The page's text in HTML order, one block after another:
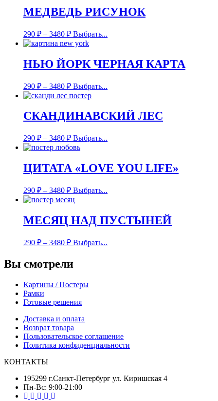
МЕДВЕДЬ РИСУНОК
290 ₽ – 3480 ₽ Выбрать...
НЬЮ ЙОРК ЧЕРНАЯ КАРТА
290 ₽ – 3480 ₽ Выбрать...
СКАНДИНАВСКИЙ ЛЕС
290 ₽ – 3480 ₽ Выбрать...
ЦИТАТА «LOVE YOU LIFE»
290 ₽ – 3480 ₽ Выбрать...
МЕСЯЦ НАД ПУСТЫНЕЙ
290 ₽ – 3480 ₽ Выбрать...
Вы смотрели
Картины / Постеры
Рамки
Готовые решения
Доставка и оплата
Возврат товара
Пользовательское соглашение
Политика конфиденциальности
КОНТАКТЫ
195299 г.Санкт-Петербург ул. Киришская 4
Пн-Вс: 9:00-21:00